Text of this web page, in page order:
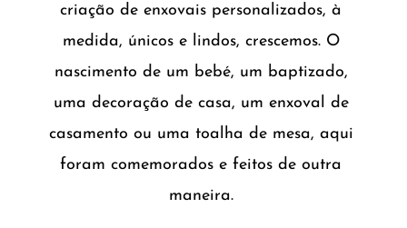
criação de enxovais personalizados, à
medida, únicos e lindos, crescemos. O
nascimento de um bebé, um baptizado,
uma decoração de casa, um enxoval de
casamento ou uma toalha de mesa, aqui
foram comemorados e feitos de outra
maneira.